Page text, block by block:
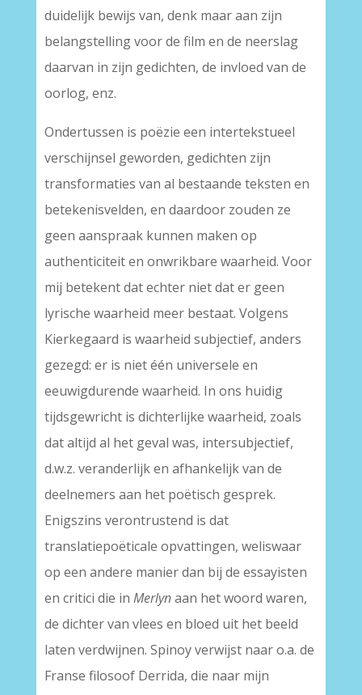
duidelijk bewijs van, denk maar aan zijn
belangstelling voor de film en de neerslag
daarvan in zijn gedichten, de invloed van de
oorlog, enz.
Ondertussen is poëzie een intertekstueel
verschijnsel geworden, gedichten zijn
transformaties van al bestaande teksten en
betekenisvelden, en daardoor zouden ze
geen aanspraak kunnen maken op
authenticiteit en onwrikbare waarheid. Voor
mij betekent dat echter niet dat er geen
lyrische waarheid meer bestaat. Volgens
Kierkegaard is waarheid subjectief, anders
gezegd: er is niet één universele en
eeuwigdurende waarheid. In ons huidig
tijdsgewricht is dichterlijke waarheid, zoals
dat altijd al het geval was, intersubjectief,
d.w.z. veranderlijk en afhankelijk van de
deelnemers aan het poëtisch gesprek.
Enigszins verontrustend is dat
translatiepoëticale opvattingen, weliswaar
op een andere manier dan bij de essayisten
en critici die in Merlynaan het woord waren,
de dichter van vlees en bloed uit het beeld
laten verdwijnen. Spinoy verwijst naar o.a. de
Franse filosoof Derrida, die naar mijn